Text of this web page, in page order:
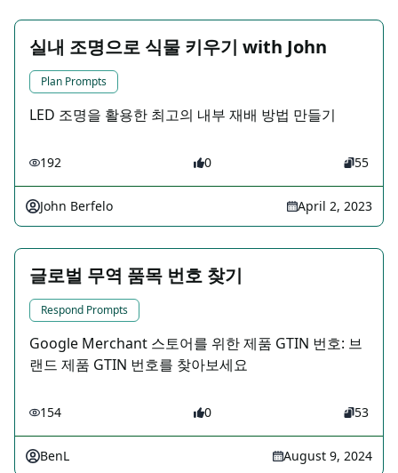
실내 조명으로 식물 키우기 with John
Plan Prompts
LED 조명을 활용한 최고의 내부 재배 방법 만들기
192 0 55
John Berfelo April 2, 2023
글로벌 무역 품목 번호 찾기
Respond Prompts
Google Merchant 스토어를 위한 제품 GTIN 번호: 브
랜드 제품 GTIN 번호를 찾아보세요
154 0 53
BenL August 9, 2024